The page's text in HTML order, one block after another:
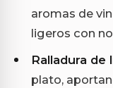
aromas de
ligeros con
Ralladura de
plato,